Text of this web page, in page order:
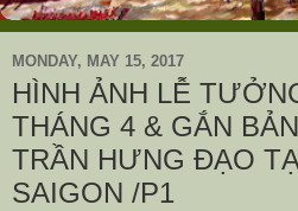
MONDAY, MAY 15, 2017
HÌNH ẢNH LỄ
THÁNG 4 & GẮN
TRẦN HƯNG ĐẠO
SAIGON /P1